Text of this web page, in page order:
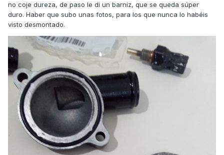
no coje dureza, de paso le di un barniz, que se queda súper
duro. Haber que subo unas fotos, para los que nunca lo habéis
visto desmontado.